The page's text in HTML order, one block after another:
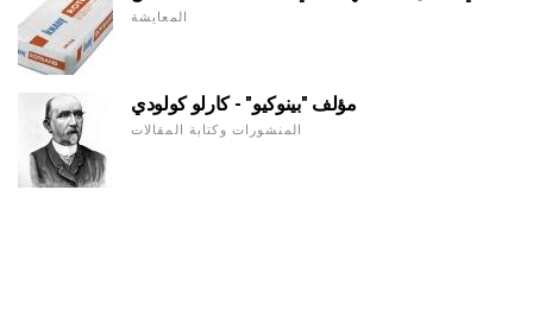
المعايشة
مؤلف "بينوكيو" - كارلو كولودي
المنشورات وكتابة المقالات